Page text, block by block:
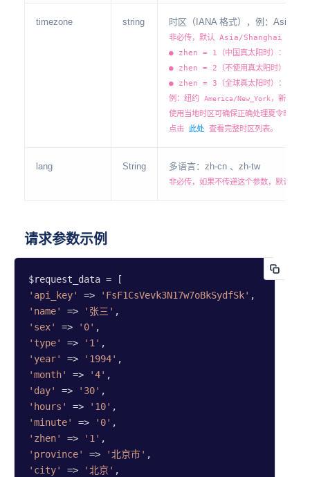
timezone string 时区（IANA 格式），例：Asia/
非必传，默认 Asia/Shanghai
● zhen = 1（中国真太阳时）：时区
● zhen = 2（不使用真太阳时）：本参
● zhen = 3（全球真太阳时）：建议
例：纽约
America/New_York，新加坡
使用当地时区可确保正确处理夏令时（
点击 此处 查看完整时区列表。
lang String 多语言：zh-cn 、zh-tw
非必传，如果不传递这个参数，默认为
请求参数示例
'api_key'
=> 'FsF1CsVevk3N17w7oBkSydfSk'
'name'
=> '张三'
'sex'
=> '0'
'type'
=> '1'
'year'
=> '1994'
'month'
=> '4'
'day'
=> '30'
'hours'
=> '10'
'minute'
=> '0'
'zhen'
=> '1'
'province'
=> '北京市'
'city'
=> '北京' ,